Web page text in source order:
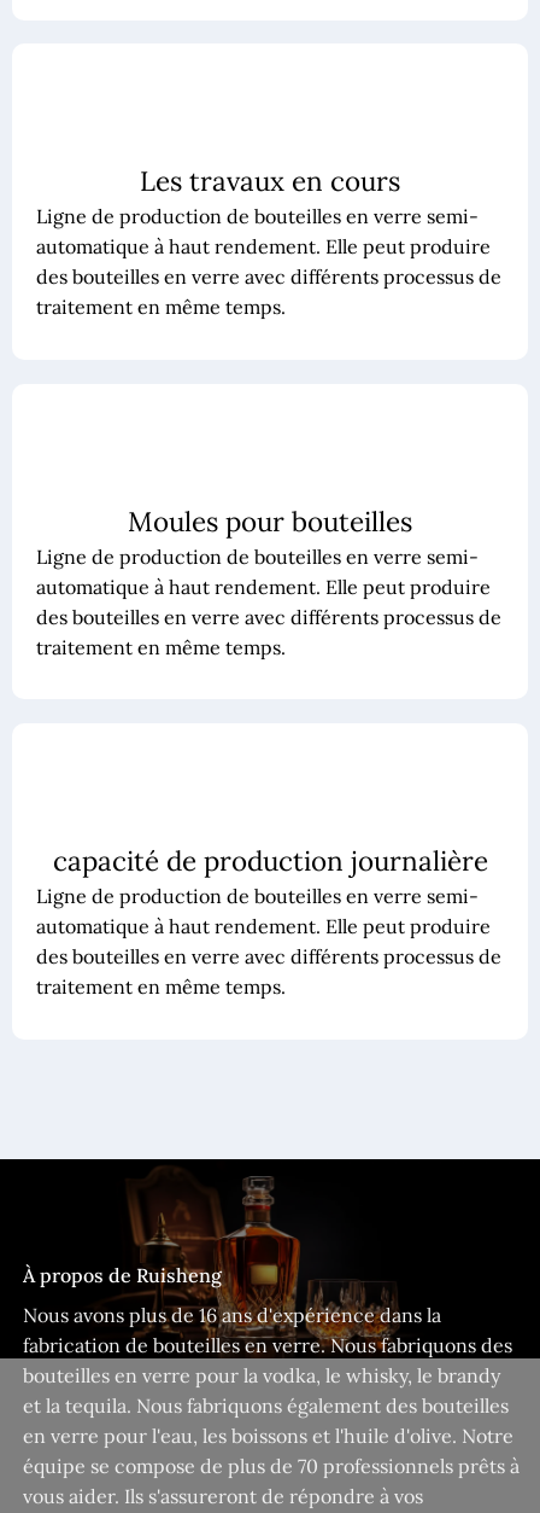
Les travaux en cours
Ligne de production de bouteilles en verre semi-
automatique à haut rendement. Elle peut produire
des bouteilles en verre avec différents processus de
traitement en même temps.
Moules pour bouteilles
Ligne de production de bouteilles en verre semi-
automatique à haut rendement. Elle peut produire
des bouteilles en verre avec différents processus de
traitement en même temps.
capacité de production journalière
Ligne de production de bouteilles en verre semi-
automatique à haut rendement. Elle peut produire
des bouteilles en verre avec différents processus de
traitement en même temps.
À propos de Ruisheng
Nous avons plus de 16 ans d'expérience dans la
fabrication de bouteilles en verre. Nous fabriquons des
bouteilles en verre pour la vodka, le whisky, le brandy
et la tequila. Nous fabriquons également des bouteilles
en verre pour l'eau, les boissons et l'huile d'olive. Notre
équipe se compose de plus de 70 professionnels prêts à
vous aider. Ils s'assureront de répondre à vos